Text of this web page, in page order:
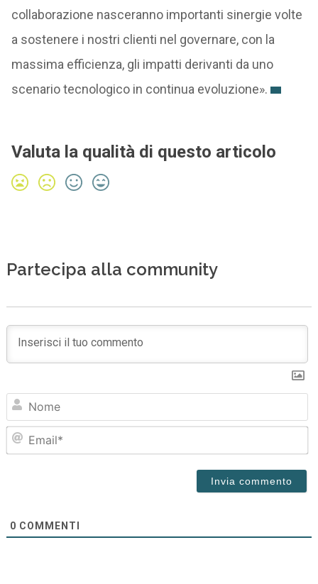
collaborazione nasceranno importanti sinergie volte
a sostenere i nostri clienti nel governare, con la
massima efficienza, gli impatti derivanti da uno
scenario tecnologico in continua evoluzione».
Valuta la qualità di questo articolo
Partecipa alla community
0 COMMENTI